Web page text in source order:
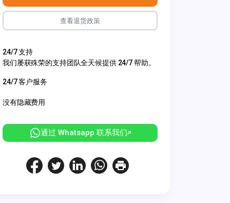
查看退货政策
24/7 支持
我们屡获殊荣的支持团队全天候提供 24/7 帮助。
24/7 客户服务
没有隐藏费用
通过 Whatsapp 联系我们